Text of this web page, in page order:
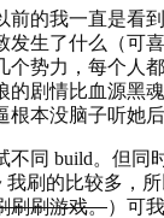
的我一直是看
生了什么（可
个势力，每个
剧情比血源黑
本没脑子听她后
同 build。但同
刷的比较多，
刷刷游戏。）可